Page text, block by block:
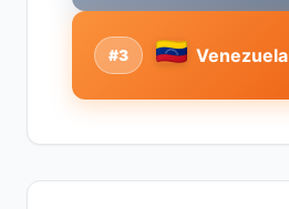
#3 Venezuela